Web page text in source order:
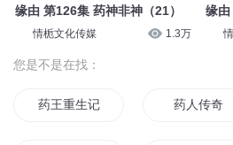
缘由 第126集 药神非神（21）
情栀文化传媒 1.3万
缘由
您是不是在找：
药王重生记 药人传奇